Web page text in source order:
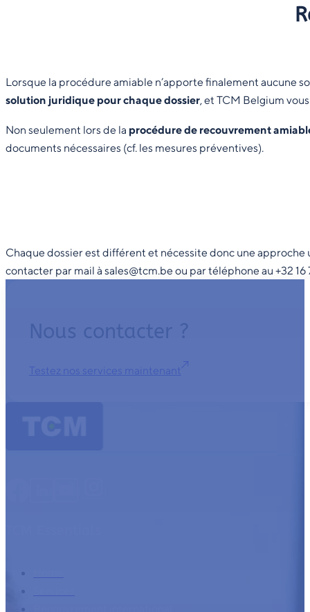
Lorsque la procédure amiable n’apporte finalement aucune
solution juridique pour chaque dossier, et TCM Belgium
Non seulement lors de la procédure de recouvrement
documents nécessaires (cf. les mesures préventives).
Chaque dossier est différent et nécessite donc une approche
contacter par mail à sales@tcm.be ou par téléphone au +32 16
Nous contacter ?
Testez nos services maintenant